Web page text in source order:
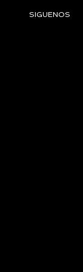
SIGUENOS